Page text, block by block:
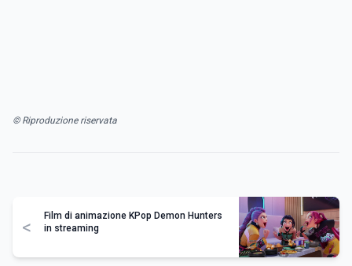
© Riproduzione riservata
<
Film di animazione KPop Demon Hunters
in streaming